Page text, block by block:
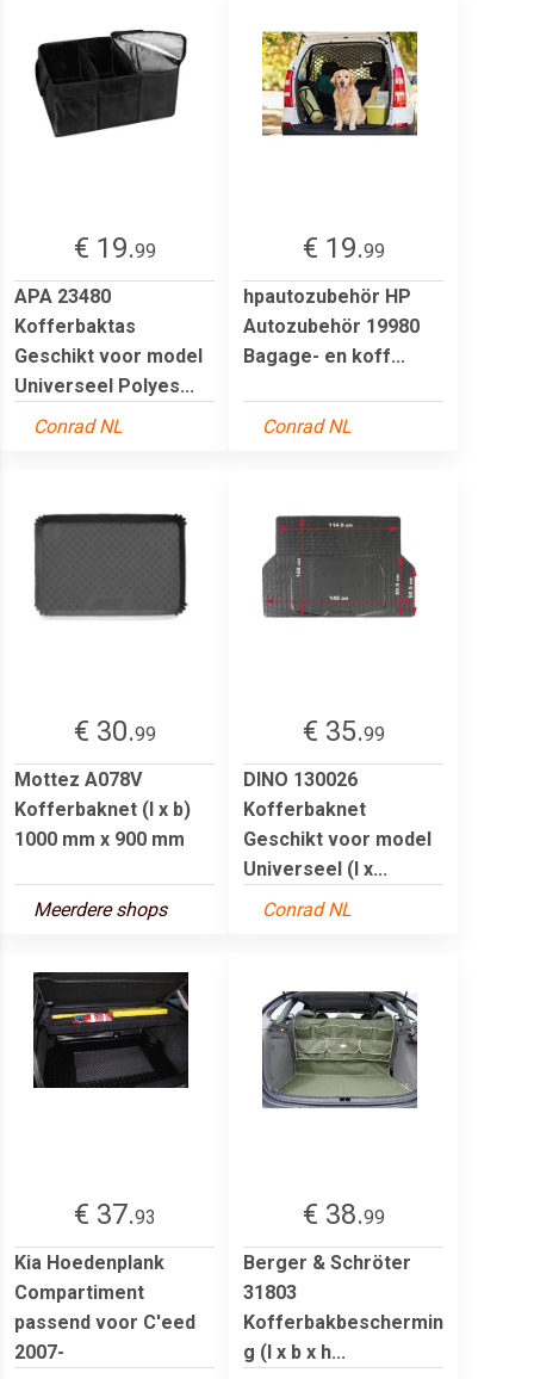
€ 19.99
APA 23480
Kofferbaktas
Geschikt voor model
Universeel Polyes...
Conrad NL
€ 19.99
hpautozubehör HP
Autozubehör 19980
Bagage- en koff...
Conrad NL
€ 30.99
Mottez A078V
Kofferbaknet (l x b)
1000 mm x 900 mm
Meerdere shops
€ 35.99
DINO 130026
Kofferbaknet
Geschikt voor model
Universeel (l x...
Conrad NL
€ 37.93
Kia Hoedenplank
Compartiment
passend voor C'eed
2007-
€ 38.99
Berger & Schröter
31803
Kofferbakbeschermin
g (l x b x h...